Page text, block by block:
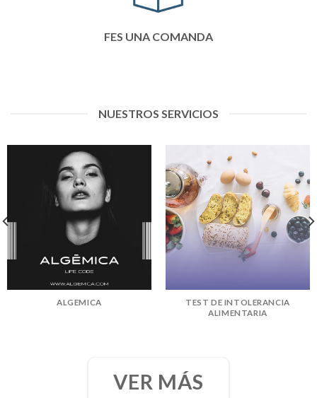
FES UNA COMANDA
NUESTROS SERVICIOS
ALGEMICA
TEST DE INTOLERANCIA
ALIMENTARIA
VER MÁS